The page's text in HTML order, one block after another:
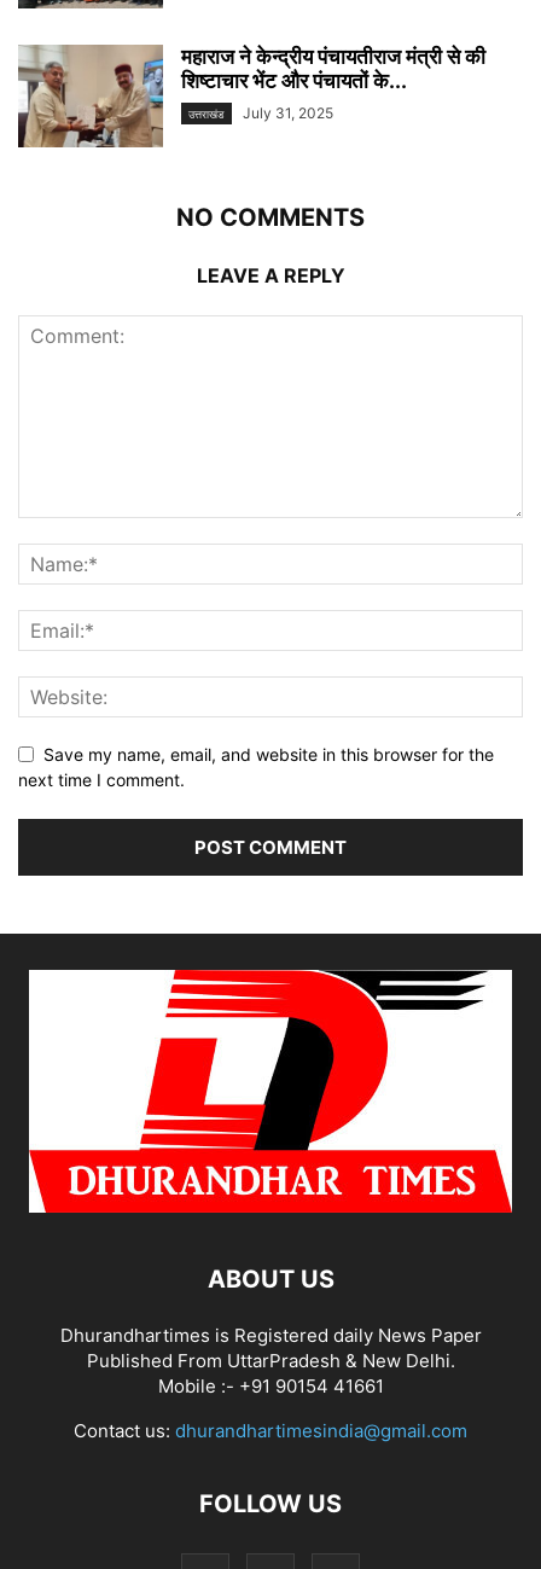
महाराज ने केन्द्रीय पंचायतीराज मंत्री से की
शिष्टाचार भेंट और पंचायतों के...
उत्तराखंड July 31, 2025
NO COMMENTS
LEAVE A REPLY
Save my name, email, and website in this browser for the
next time I comment.
ABOUT US
Dhurandhartimes is Registered daily News Paper
Published From UttarPradesh & New Delhi.
Mobile :- +91 90154 41661
Contact us: dhurandhartimesindia@gmail.com
FOLLOW US